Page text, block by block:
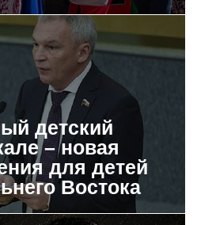
детский
– новая
для детей
Востока